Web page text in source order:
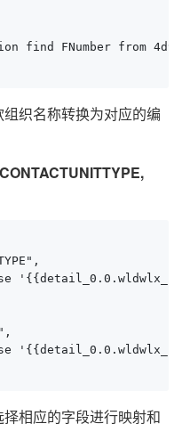
FNumber from
织名称转换为对应的编
相应的字段进行映射和